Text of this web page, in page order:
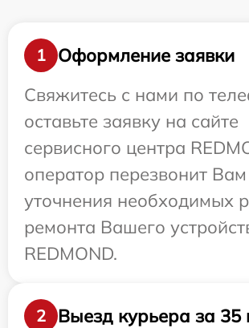
1
Оформление заявки
Свяжитесь с нами по
оставьте заявку на сайте
сервисного центра
оператор перезвонит
уточнения необходимых
ремонта Вашего
REDMOND.
2
Выезд курьера за 35